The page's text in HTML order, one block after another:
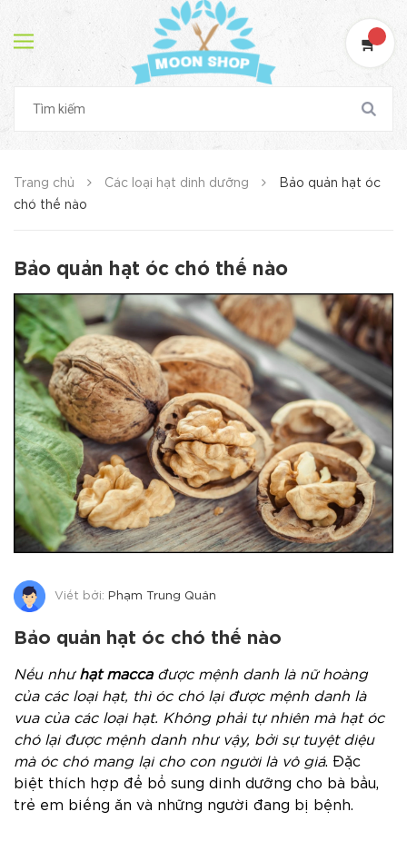
Trang chủ Các loại hạt dinh dưỡng
Bảo quản hạt óc
chó thế nào
Bảo quản hạt óc chó thế nào
Viết bởi: Phạm Trung Quân
Bảo quản hạt óc chó thế nào
Nếu như hạt maccađược mệnh danh là nữ hoàng
của các loại hạt, thì óc chó lại được mệnh danh là
vua của các loại hạt. Không phải tự nhiên mà hạt óc
chó lại được mệnh danh như vậy, bởi sự tuyệt diệu
mà óc chó mang lại cho con người là vô giá. Đặc
biệt thích hợp để bổ sung dinh dưỡng cho bà bầu,
trẻ em biếng ăn và những người đang bị bệnh.